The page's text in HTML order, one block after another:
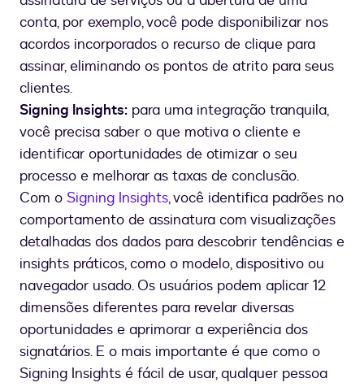
conta, por exemplo, você pode disponibilizar nos
acordos incorporados o recurso de clique para
assinar, eliminando os pontos de atrito para seus
clientes.
Signing Insights: para uma integração tranquila,
você precisa saber o que motiva o cliente e
identificar oportunidades de otimizar o seu
processo e melhorar as taxas de conclusão.
Com o Signing Insights, você identifica padrões no
comportamento de assinatura com visualizações
detalhadas dos dados para descobrir tendências e
insights práticos, como o modelo, dispositivo ou
navegador usado. Os usuários podem aplicar 12
dimensões diferentes para revelar diversas
oportunidades e aprimorar a experiência dos
signatários. E o mais importante é que como o
Signing Insights é fácil de usar, qualquer pessoa